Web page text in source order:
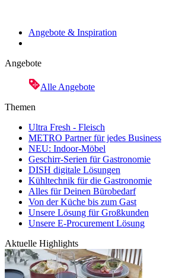
Angebote & Inspiration
Angebote
Alle Angebote
Themen
Ultra Fresh - Fleisch
METRO Partner für jedes Business
NEU: Indoor-Möbel
Geschirr-Serien für Gastronomie
DISH digitale Lösungen
Kühltechnik für die Gastronomie
Alles für Deinen Bürobedarf
Von der Küche bis zum Gast
Unsere Lösung für Großkunden
Unsere E-Procurement Lösung
Aktuelle Highlights